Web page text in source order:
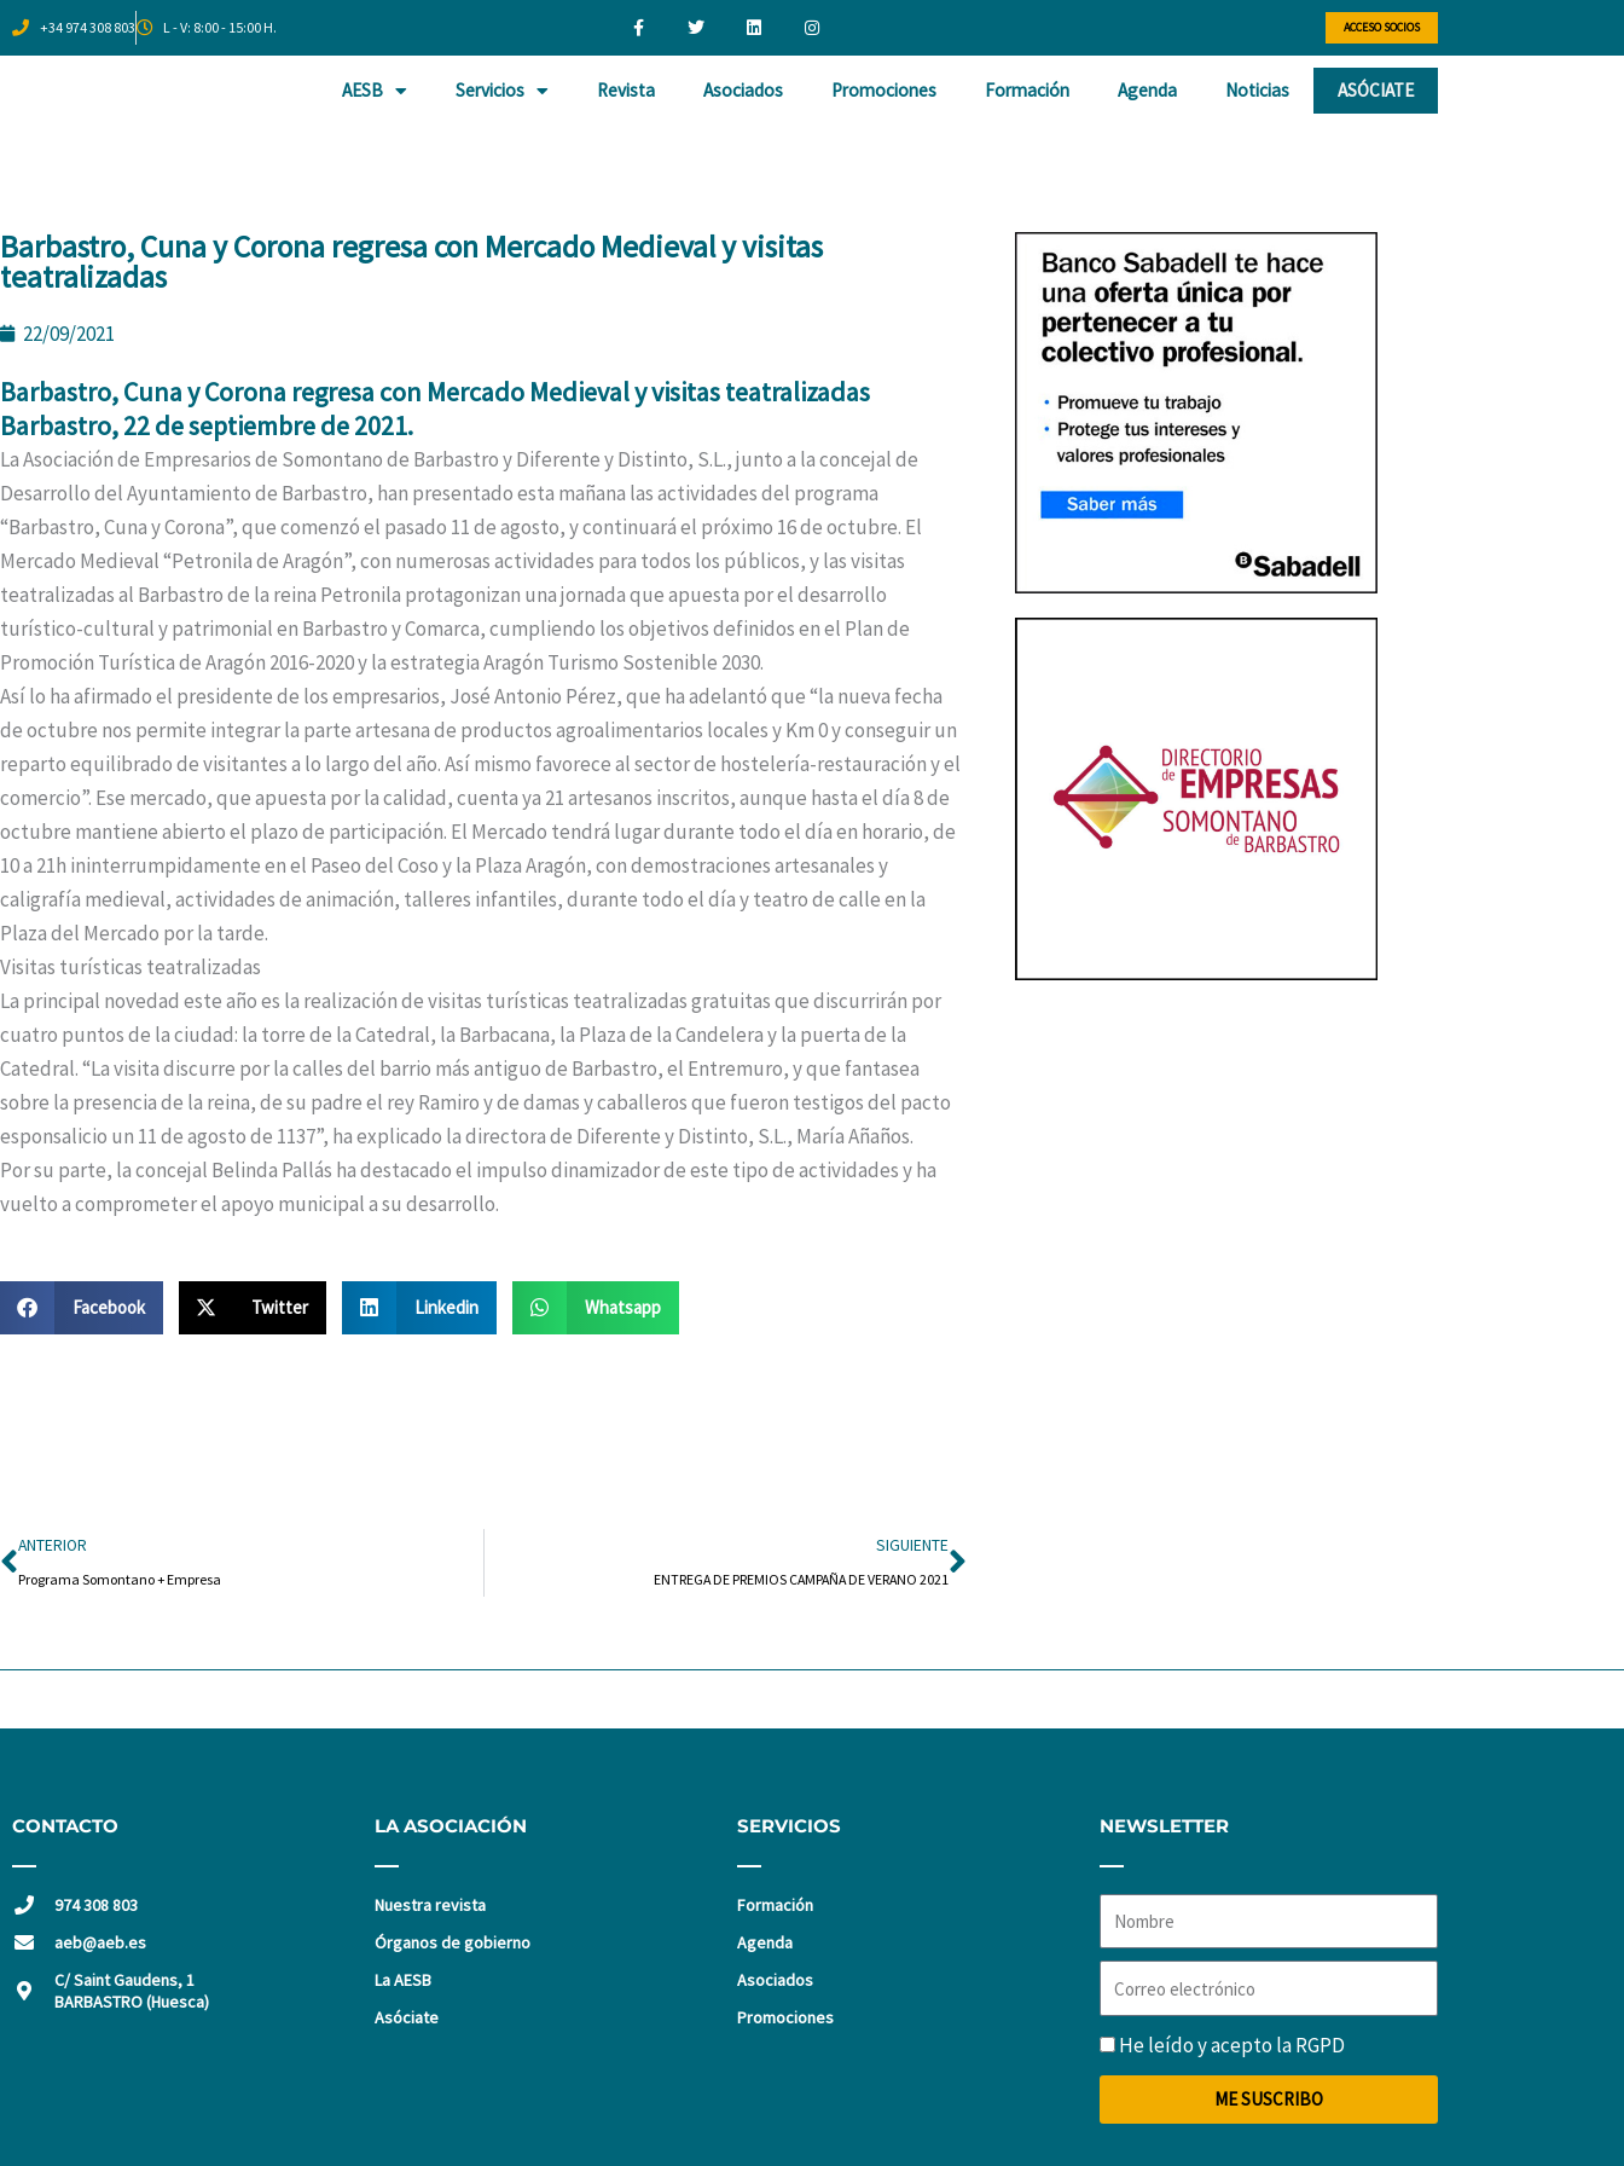
al
+34 974 308 803 L - V: 8:00 - 15:00 H. a
c
e
o
w
t
e
i
n
k
d
n
s
t
ACCESO SOCIOS
AESB Servicios Revista Asociados Promociones Formación Agenda Noticias ASÓCIATE
Barbastro, Cuna y Corona regresa con Mercado Medieval y visitas
teatralizadas
22/09/2021
Barbastro, Cuna y Corona regresa con Mercado Medieval y visitas teatralizadas
Barbastro, 22 de septiembre de 2021.
La Asociación de Empresarios de Somontano de Barbastro y Diferente y Distinto, S.L., junto a la concejal de
Desarrollo del Ayuntamiento de Barbastro, han presentado esta mañana las actividades del programa
“Barbastro, Cuna y Corona”, que comenzó el pasado 11 de agosto, y continuará el próximo 16 de octubre. El
Mercado Medieval “Petronila de Aragón”, con numerosas actividades para todos los públicos, y las visitas
teatralizadas al Barbastro de la reina Petronila protagonizan una jornada que apuesta por el desarrollo
turístico-cultural y patrimonial en Barbastro y Comarca, cumpliendo los objetivos definidos en el Plan de
Promoción Turística de Aragón 2016-2020 y la estrategia Aragón Turismo Sostenible 2030.
Así lo ha afirmado el presidente de los empresarios, José Antonio Pérez, que ha adelantó que “la nueva fecha
de octubre nos permite integrar la parte artesana de productos agroalimentarios locales y Km 0 y conseguir un
reparto equilibrado de visitantes a lo largo del año. Así mismo favorece al sector de hostelería-restauración y el
comercio”. Ese mercado, que apuesta por la calidad, cuenta ya 21 artesanos inscritos, aunque hasta el día 8 de
octubre mantiene abierto el plazo de participación. El Mercado tendrá lugar durante todo el día en horario, de
10 a 21h ininterrumpidamente en el Paseo del Coso y la Plaza Aragón, con demostraciones artesanales y
caligrafía medieval, actividades de animación, talleres infantiles, durante todo el día y teatro de calle en la
Plaza del Mercado por la tarde.
Visitas turísticas teatralizadas
La principal novedad este año es la realización de visitas turísticas teatralizadas gratuitas que discurrirán por
cuatro puntos de la ciudad: la torre de la Catedral, la Barbacana, la Plaza de la Candelera y la puerta de la
Catedral. “La visita discurre por la calles del barrio más antiguo de Barbastro, el Entremuro, y que fantasea
sobre la presencia de la reina, de su padre el rey Ramiro y de damas y caballeros que fueron testigos del pacto
esponsalicio un 11 de agosto de 1137”, ha explicado la directora de Diferente y Distinto, S.L., María Añaños.
Por su parte, la concejal Belinda Pallás ha destacado el impulso dinamizador de este tipo de actividades y ha
vuelto a comprometer el apoyo municipal a su desarrollo.
Facebook Twitter Linkedin Whatsapp
Ant
ANTERIOR
Programa Somontano + Empresa
SIGUIENTE
ENTREGA DE PREMIOS CAMPAÑA DE VERANO 2021
Siguiente
CONTACTO
974 308 803
aeb@aeb.es
C/ Saint Gaudens, 1
BARBASTRO (Huesca)
LA ASOCIACIÓN
Nuestra revista
Órganos de gobierno
La AESB
Asóciate
SERVICIOS
Formación
Agenda
Asociados
Promociones
NEWSLETTER
Nombre
Correo
electrónico
RGPDHe leído y acepto laRGPD
ME SUSCRIBO